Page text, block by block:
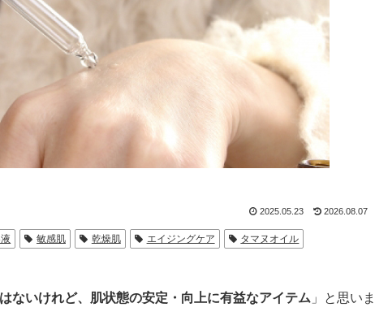
ヘアケアブログ
2025.05.23 2026.08.07
敏感肌 乾燥肌 エイジングケア タマヌオイル
ないけれど、肌状態の安定・向上に有益なアイテム 」と思いま